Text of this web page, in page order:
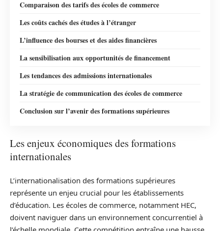
Comparaison des tarifs des écoles de commerce
Les coûts cachés des études à l’étranger
L’influence des bourses et des aides financières
La sensibilisation aux opportunités de financement
Les tendances des admissions internationales
La stratégie de communication des écoles de commerce
Conclusion sur l’avenir des formations supérieures
Les enjeux économiques des formations
internationales
L’internationalisation des formations supérieures
représente un enjeu crucial pour les établissements
d’éducation. Les écoles de commerce, notamment HEC,
doivent naviguer dans un environnement concurrentiel à